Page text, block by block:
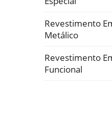
Revestimento
Metálico
Revestimento
Funcional